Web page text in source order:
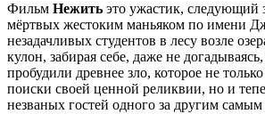
Фильм Нежить это ужастик, следующий
мёртвых жестоким маньяком по имени
незадачливых студентов в лесу возле
кулон, забирая себе, даже не
пробудили древнее зло, которое не
поиски своей ценной реликвии, но и
незваных гостей одного за другим